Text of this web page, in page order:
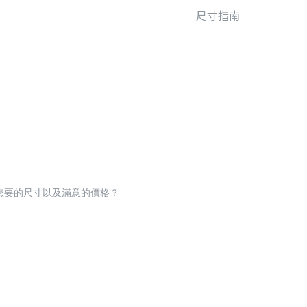
尺寸指南
要的尺寸以及滿意的價格？